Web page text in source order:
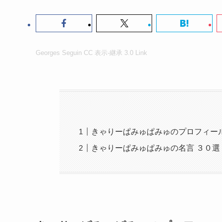
Georges Seguin CC 表示-継承 3.0 Link
きゃりーぱみゅぱみゅのプロフィー
きゃりーぱみゅぱみゅの名言 ３０選